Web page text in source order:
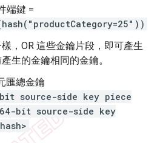
端鍵 =
，OR 這些金鑰片段，即可產生
生的金鑰相同的金鑰。
匯總金鑰
bit source-side key piece
bit source-side key